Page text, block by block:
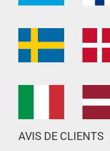
AVIS DE CLIENTS